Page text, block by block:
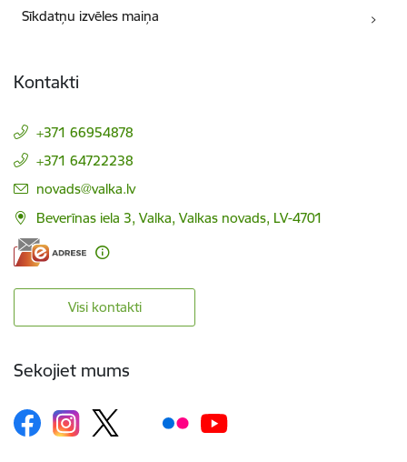
Sīkdatņu izvēles maiņa
Kontakti
+371 66954878
+371 64722238
E-pasts:
novads@valka.lv
Beverīnas iela 3, Valka, Valkas novads, LV-4701
Visi kontakti
Sekojiet mums